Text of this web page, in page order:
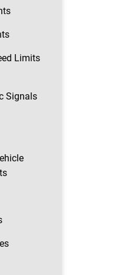
Limits
Signals